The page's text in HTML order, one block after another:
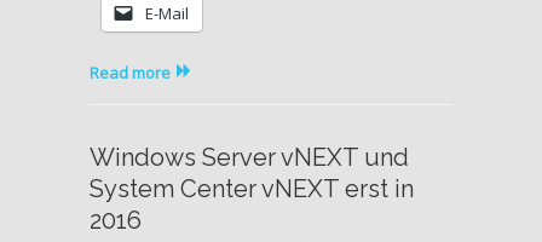
E-Mail
Read more
Windows Server vNEXT und
System Center vNEXT erst in
2016